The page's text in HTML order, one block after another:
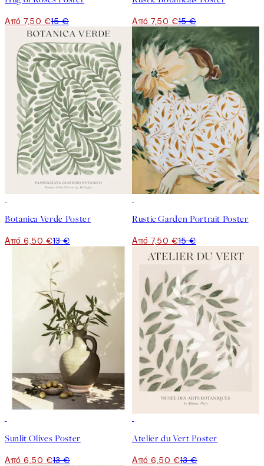
Από 7,50 €15 € Από 7,50 €15 €
Botanica Verde Poster
Από 6,50 €13 €
Rustic Garden Portrait Poster
Από 7,50 €15 €
Sunlit Olives Poster
Από 6,50 €13 €
Atelier du Vert Poster
Από 6,50 €13 €